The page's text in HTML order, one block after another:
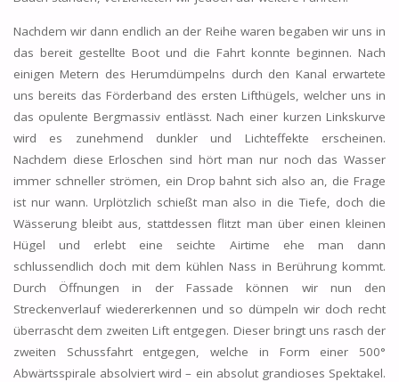
Nachdem wir dann endlich an der Reihe waren begaben wir uns in
das bereit gestellte Boot und die Fahrt konnte beginnen. Nach
einigen Metern des Herumdümpelns durch den Kanal erwartete
uns bereits das Förderband des ersten Lifthügels, welcher uns in
das opulente Bergmassiv entlässt. Nach einer kurzen Linkskurve
wird es zunehmend dunkler und Lichteffekte erscheinen.
Nachdem diese Erloschen sind hört man nur noch das Wasser
immer schneller strömen, ein Drop bahnt sich also an, die Frage
ist nur wann. Urplötzlich schießt man also in die Tiefe, doch die
Wässerung bleibt aus, stattdessen flitzt man über einen kleinen
Hügel und erlebt eine seichte Airtime ehe man dann
schlussendlich doch mit dem kühlen Nass in Berührung kommt.
Durch Öffnungen in der Fassade können wir nun den
Streckenverlauf wiedererkennen und so dümpeln wir doch recht
überrascht dem zweiten Lift entgegen. Dieser bringt uns rasch der
zweiten Schussfahrt entgegen, welche in Form einer 500°
Abwärtsspirale absolviert wird – ein absolut grandioses Spektakel.